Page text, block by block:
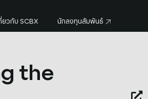
ยวกับ SCBX นักลงทุนสัมพันธ์
the